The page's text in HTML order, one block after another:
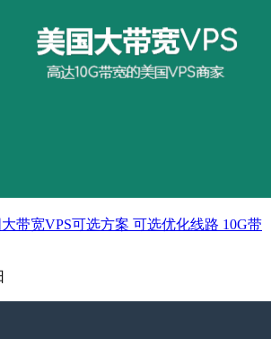
带宽VPS可选方案 可选优化线路 10G带